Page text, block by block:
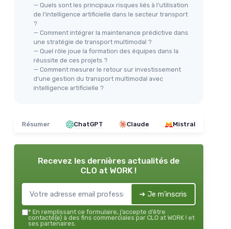
— Quels sont les principaux risques liés à l’utilisation
de l’intelligence artificielle dans le secteur transport
?
— Comment intégrer la maintenance prédictive dans
une stratégie de transport multimodal ?
— Quel rôle joue la formation des équipes dans la
réussite de ces projets ?
— Comment mesurer le retour sur investissement
d’une gestion du transport multimodal avec
intelligence artificielle ?
Résumer ChatGPT Claude Mistral
Recevez les dernières actualités de
CLO at WORK !
➔ Je m'inscris
* En remplissant ce formulaire, j’accepte d’être
contacté(e) à des fins commerciales par CLO at WORK ! et
ses partenaires.